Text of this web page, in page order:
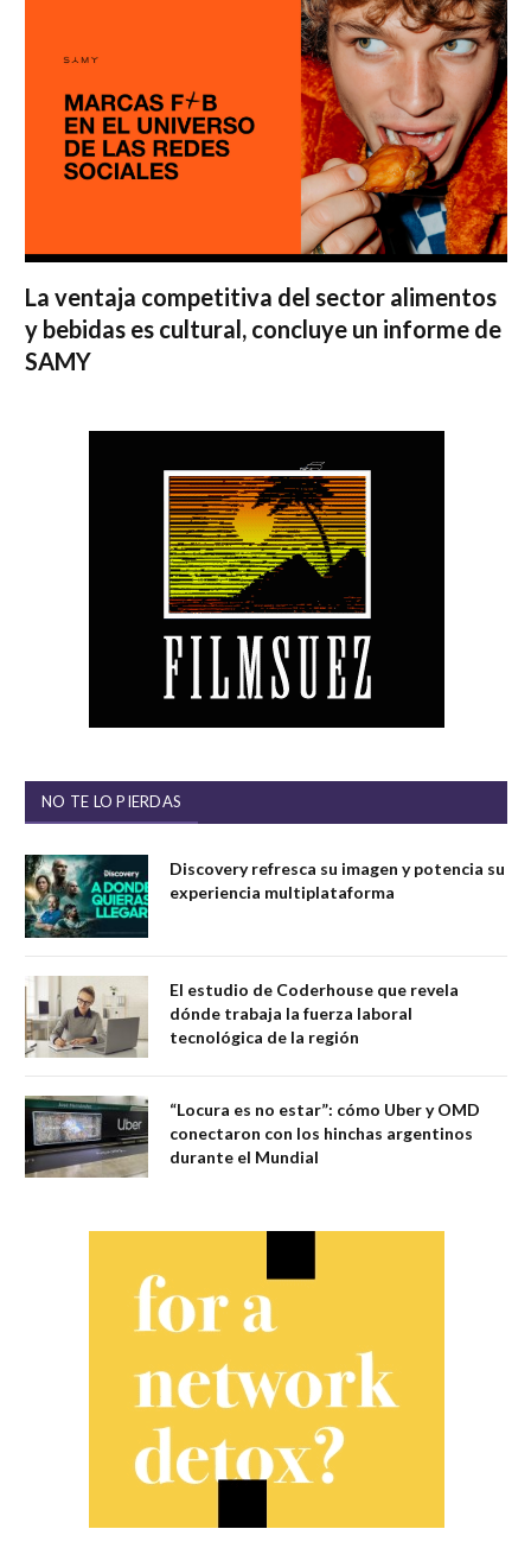
La ventaja competitiva del sector alimentos
y bebidas es cultural, concluye un informe de
SAMY
NO TE LO PIERDAS
Discovery refresca su imagen y potencia su
experiencia multiplataforma
El estudio de Coderhouse que revela
dónde trabaja la fuerza laboral
tecnológica de la región
“Locura es no estar”: cómo Uber y OMD
conectaron con los hinchas argentinos
durante el Mundial